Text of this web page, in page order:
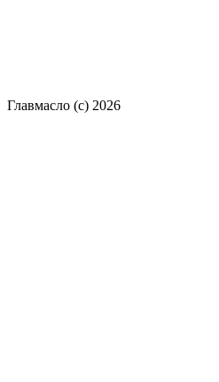
Главмасло (с) 2026